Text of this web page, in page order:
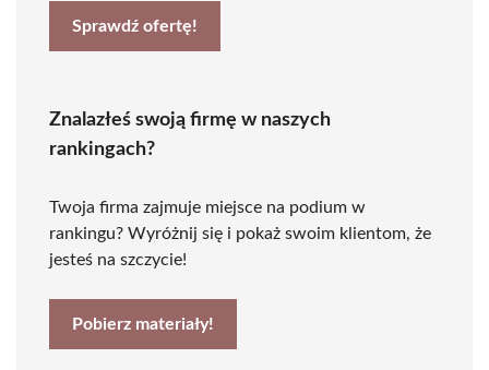
Sprawdź ofertę!
Znalazłeś swoją firmę w naszych
rankingach?
Twoja firma zajmuje miejsce na podium w
rankingu? Wyróżnij się i pokaż swoim klientom, że
jesteś na szczycie!
Pobierz materiały!